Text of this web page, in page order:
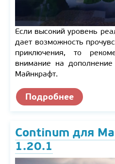
Если высокий уровень
дает возможность
приключения, то
внимание на
Майнкрафт.
Подробнее
Continum для
1.20.1